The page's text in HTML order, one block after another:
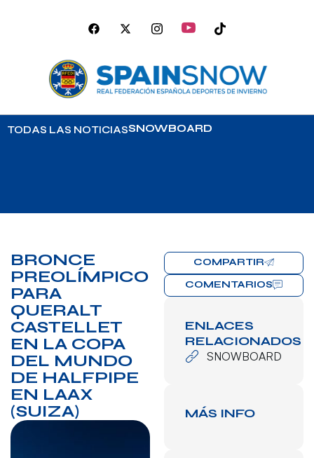
TODAS LAS NOTICIASSNOWBOARD
BRONCE
PREOLÍMPICO
PARA
QUERALT
CASTELLET
EN LA COPA
DEL MUNDO
DE HALFPIPE
EN LAAX
(SUIZA)
COMPARTIR
COMENTARIOS
ENLACES
RELACIONADOS
SNOWBOARD
MÁS INFO